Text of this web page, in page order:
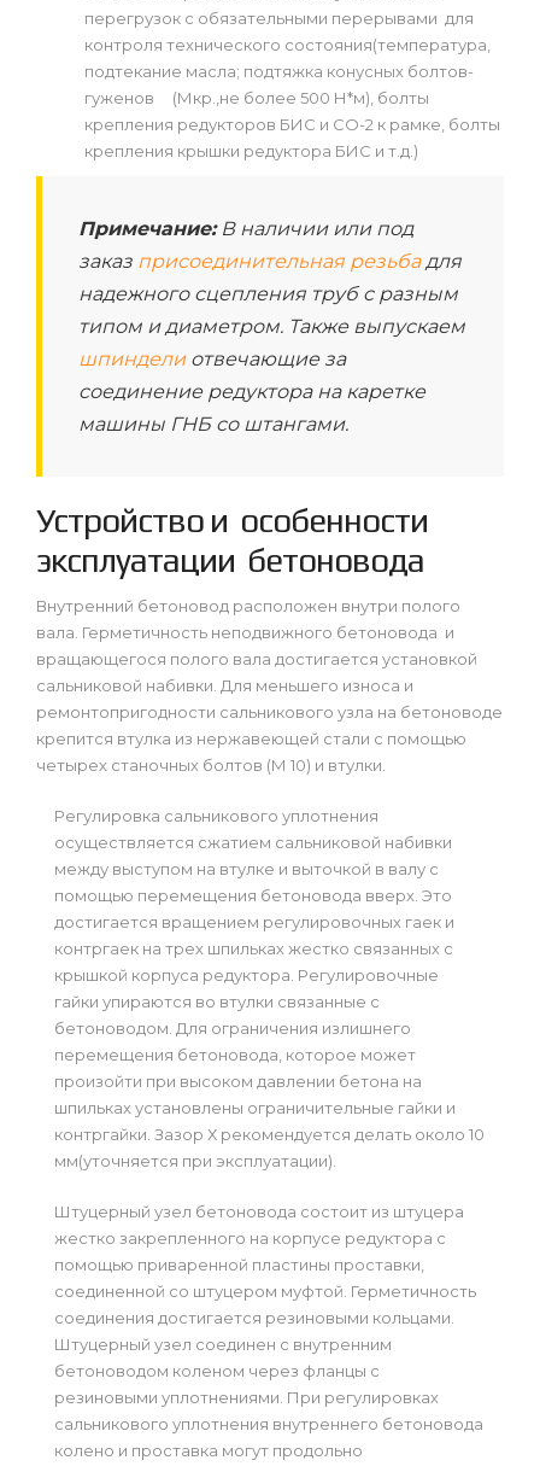
перегрузок с обязательными перерывами для
контроля технического состояния(температура,
подтекание масла; подтяжка конусных болтов-
гуженов (Мкр.,не более 500 Н*м), болты
крепления редукторов БИС и СО-2 к рамке, болты
крепления крышки редуктора БИС и т.д.)
Примечание:В наличии или под
заказ присоединительная резьбадля
надежного сцепления труб с разным
типом и диаметром. Также выпускаем
шпинделиотвечающие за
соединение редуктора на каретке
машины ГНБ со штангами.
Устройство и особенности
эксплуатации бетоновода
Внутренний бетоновод расположен внутри полого
вала. Герметичность неподвижного бетоновода и
вращающегося полого вала достигается установкой
сальниковой набивки. Для меньшего износа и
ремонтопригодности сальникового узла на бетоноводе
крепится втулка из нержавеющей стали с помощью
четырех станочных болтов (М 10) и втулки.
Регулировка сальникового уплотнения
осуществляется сжатием сальниковой набивки
между выступом на втулке и выточкой в валу с
помощью перемещения бетоновода вверх. Это
достигается вращением регулировочных гаек и
контргаек на трех шпильках жестко связанных с
крышкой корпуса редуктора. Регулировочные
гайки упираются во втулки связанные с
бетоноводом. Для ограничения излишнего
перемещения бетоновода, которое может
произойти при высоком давлении бетона на
шпильках установлены ограничительные гайки и
контргайки. Зазор Х рекомендуется делать около 10
мм(уточняется при эксплуатации).
Штуцерный узел бетоновода состоит из штуцера
жестко закрепленного на корпусе редуктора с
помощью приваренной пластины проставки,
соединенной со штуцером муфтой. Герметичность
соединения достигается резиновыми кольцами.
Штуцерный узел соединен с внутренним
бетоноводом коленом через фланцы с
резиновыми уплотнениями. При регулировках
сальникового уплотнения внутреннего бетоновода
колено и проставка могут продольно